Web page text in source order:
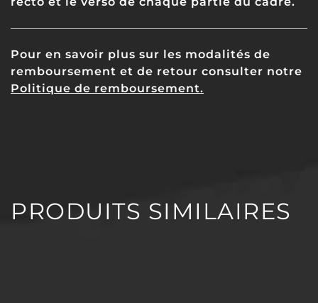
Pour en savoir plus sur les modalités de
remboursement et de retour consulter notre
Politique de remboursement.
PRODUITS SIMILAIRES